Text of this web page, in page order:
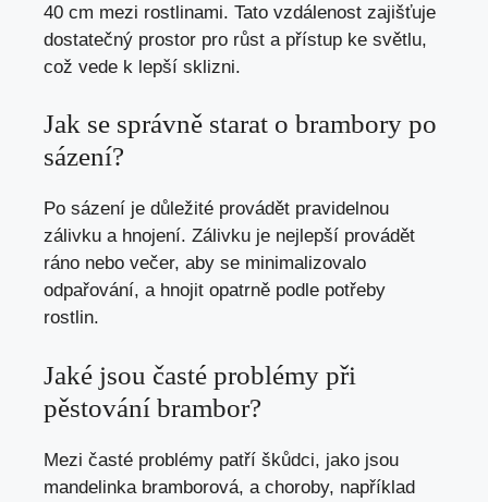
40 cm mezi rostlinami. Tato vzdálenost zajišťuje
dostatečný prostor pro růst a přístup ke světlu,
což vede k lepší sklizni.
Jak se správně starat o brambory po
sázení?
Po sázení je důležité provádět pravidelnou
zálivku a hnojení. Zálivku je nejlepší provádět
ráno nebo večer, aby se minimalizovalo
odpařování, a hnojit opatrně podle potřeby
rostlin.
Jaké jsou časté problémy při
pěstování brambor?
Mezi časté problémy patří škůdci, jako jsou
mandelinka bramborová, a choroby, například